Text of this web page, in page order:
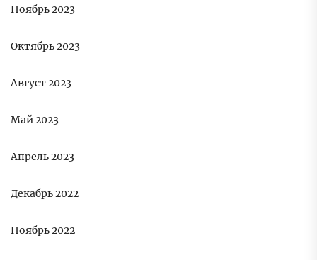
Ноябрь 2023
Октябрь 2023
Август 2023
Май 2023
Апрель 2023
Декабрь 2022
Ноябрь 2022